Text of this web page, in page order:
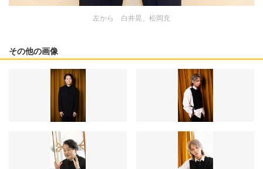
左から 白井晃、松岡充
その他の画像